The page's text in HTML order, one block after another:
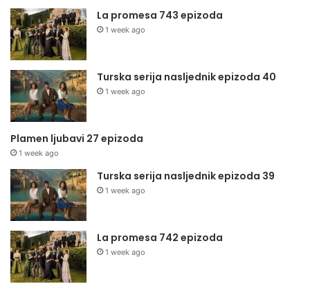
La promesa 743 epizoda
1 week ago
Turska serija nasljednik epizoda 40
1 week ago
Plamen ljubavi 27 epizoda
1 week ago
Turska serija nasljednik epizoda 39
1 week ago
La promesa 742 epizoda
1 week ago